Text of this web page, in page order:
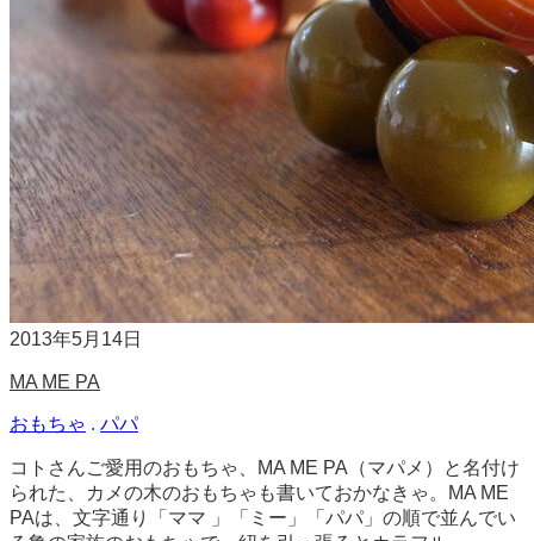
2013年5月14日
MA ME PA
おもちゃ . パパ
コトさんご愛用のおもちゃ、MA ME PA（マパメ）と名付け
られた、カメの木のおもちゃも書いておかなきゃ。MA ME
PAは、文字通り「ママ 」「ミー」「パパ」の順で並んでい